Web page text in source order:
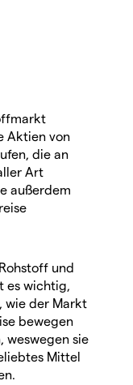
Aktien von
die an
Art
außerdem
und
es wichtig,
wie der Markt
bewegen
weswegen sie
Mittel